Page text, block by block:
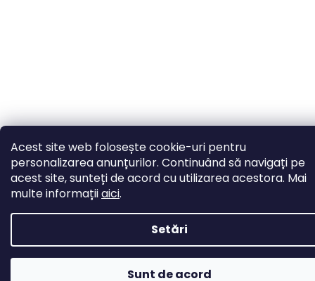
Acest site web folosește cookie-uri pentru
personalizarea anunțurilor. Continuând să navigați pe
acest site, sunteți de acord cu utilizarea acestora. Mai
multe informațiiaici.
Setări
Sunt de acord